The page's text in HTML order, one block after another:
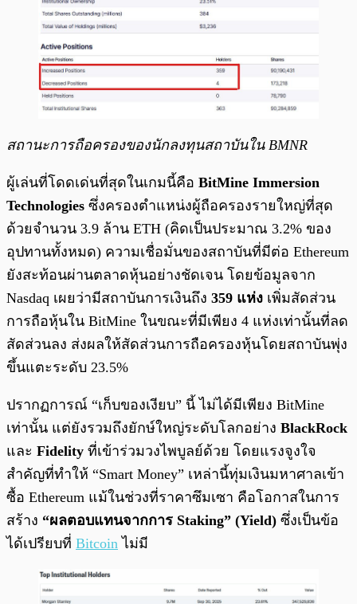
สถานะการถือครองของนักลงทุนสถาบันใน BMNR
ผู้เล่นที่โดดเด่นที่สุดในเกมนี้คือ BitMine Immersion
Technologies ซึ่งครองตำแหน่งผู้ถือครองรายใหญ่ที่สุด
ด้วยจำนวน 3.9 ล้าน ETH (คิดเป็นประมาณ 3.2% ของ
อุปทานทั้งหมด) ความเชื่อมั่นของสถาบันที่มีต่อ Ethereum
ยังสะท้อนผ่านตลาดหุ้นอย่างชัดเจน โดยข้อมูลจาก
Nasdaq เผยว่ามีสถาบันการเงินถึง 359 แห่ง เพิ่มสัดส่วน
การถือหุ้นใน BitMine ในขณะที่มีเพียง 4 แห่งเท่านั้นที่ลด
สัดส่วนลง ส่งผลให้สัดส่วนการถือครองหุ้นโดยสถาบันพุ่ง
ขึ้นแตะระดับ 23.5%
ปรากฏการณ์ “เก็บของเงียบ” นี้ ไม่ได้มีเพียง BitMine
เท่านั้น แต่ยังรวมถึงยักษ์ใหญ่ระดับโลกอย่าง BlackRock
และ Fidelity ที่เข้าร่วมวงไพบูลย์ด้วย โดยแรงจูงใจ
สำคัญที่ทำให้ “Smart Money” เหล่านี้ทุ่มเงินมหาศาลเข้า
ซื้อ Ethereum แม้ในช่วงที่ราคาซึมเซา คือโอกาสในการ
สร้าง “ผลตอบแทนจากการ Staking” (Yield) ซึ่งเป็นข้อ
ได้เปรียบที่ Bitcoin ไม่มี